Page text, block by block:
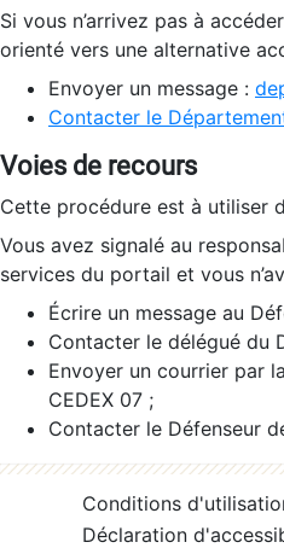
Si vous n’arrivez pas à
orienté vers une alternative
Envoyer un message :
Contacter le
Voies de recours
Cette procédure est à utiliser
Vous avez signalé au
services du portail et vous
Écrire un message au
Contacter le délégué du
Envoyer un courrier par
CEDEX 07 ;
Contacter le Défenseur
Conditions
Déclaration